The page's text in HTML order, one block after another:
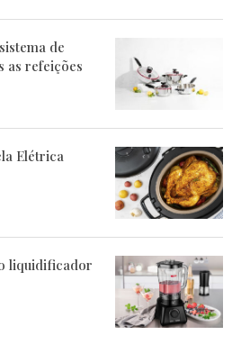
de
as refeições
Elétrica
liquidificador